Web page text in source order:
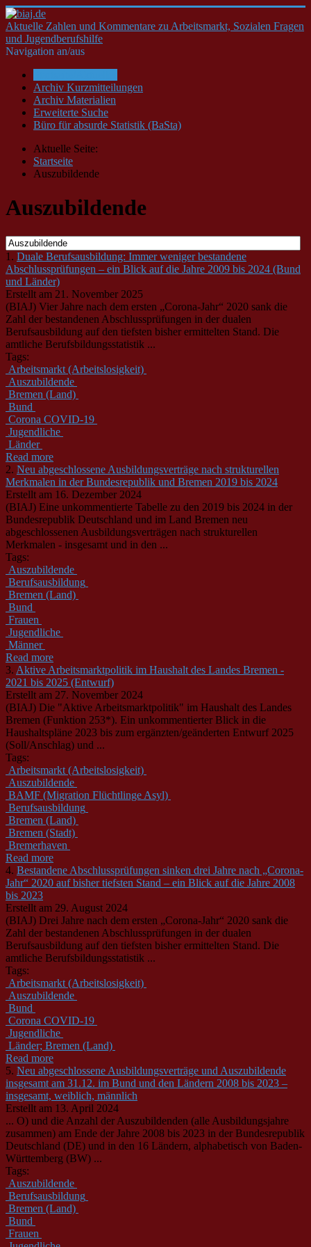
Aktuelle Zahlen und Kommentare zu Arbeitsmarkt, Sozialen Fragen
und Jugendberufshilfe
Navigation an/aus
Archiv Kurzmitteilungen
Archiv Materialien
Erweiterte Suche
Büro für absurde Statistik (BaSta)
Aktuelle Seite:
Startseite
Auszubildende
Auszubildende
1. Duale Berufsausbildung: Immer weniger bestandene
Abschlussprüfungen – ein Blick auf die Jahre 2009 bis 2024 (Bund
und Länder)
Erstellt am 21. November 2025
(BIAJ) Vier Jahre nach dem ersten „Corona-Jahr“ 2020 sank die
Zahl der bestandenen Abschlussprüfungen in der dualen
Berufsausbildung auf den tiefsten bisher ermittelten Stand. Die
amtliche Berufsbildungsstatistik ...
Tags:
Arbeitsmarkt (Arbeitslosigkeit)
Auszubildende
Bremen (Land)
Bund
Corona COVID-19
Jugendliche
Länder
Read more
2. Neu abgeschlossene Ausbildungsverträge nach strukturellen
Merkmalen in der Bundesrepublik und Bremen 2019 bis 2024
Erstellt am 16. Dezember 2024
(BIAJ) Eine unkommentierte Tabelle zu den 2019 bis 2024 in der
Bundesrepublik Deutschland und im Land Bremen neu
abgeschlossenen Ausbildungsverträgen nach strukturellen
Merkmalen - insgesamt und in den ...
Tags:
Auszubildende
Berufsausbildung
Bremen (Land)
Bund
Frauen
Jugendliche
Männer
Read more
3. Aktive Arbeitsmarktpolitik im Haushalt des Landes Bremen -
2021 bis 2025 (Entwurf)
Erstellt am 27. November 2024
(BIAJ) Die "Aktive Arbeitsmarktpolitik" im Haushalt des Landes
Bremen (Funktion 253*). Ein unkommentierter Blick in die
Haushaltspläne 2023 bis zum ergänzten/geänderten Entwurf 2025
(Soll/Anschlag) und ...
Tags:
Arbeitsmarkt (Arbeitslosigkeit)
Auszubildende
BAMF (Migration Flüchtlinge Asyl)
Berufsausbildung
Bremen (Land)
Bremen (Stadt)
Bremerhaven
Read more
4. Bestandene Abschlussprüfungen sinken drei Jahre nach „Corona-
Jahr“ 2020 auf bisher tiefsten Stand – ein Blick auf die Jahre 2008
bis 2023
Erstellt am 29. August 2024
(BIAJ) Drei Jahre nach dem ersten „Corona-Jahr“ 2020 sank die
Zahl der bestandenen Abschlussprüfungen in der dualen
Berufsausbildung auf den tiefsten bisher ermittelten Stand. Die
amtliche Berufsbildungsstatistik ...
Tags:
Arbeitsmarkt (Arbeitslosigkeit)
Auszubildende
Bund
Corona COVID-19
Jugendliche
Länder; Bremen (Land)
Read more
5. Neu abgeschlossene Ausbildungsverträge und Auszubildende
insgesamt am 31.12. im Bund und den Ländern 2008 bis 2023 –
insgesamt, weiblich, männlich
Erstellt am 13. April 2024
... O) und die Anzahl der Auszubildenden (alle Ausbildungsjahre
zusammen) am Ende der Jahre 2008 bis 2023 in der Bundesrepublik
Deutschland (DE) und in den 16 Ländern, alphabetisch von Baden-
Württemberg (BW) ...
Tags:
Auszubildende
Berufsausbildung
Bremen (Land)
Bund
Frauen